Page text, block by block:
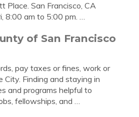
Place. San Francisco, CA
8:00 am to 5:00 pm. …
of San Francisco
pay taxes or fines, work or
Finding and staying in
and programs helpful to
fellowships, and …